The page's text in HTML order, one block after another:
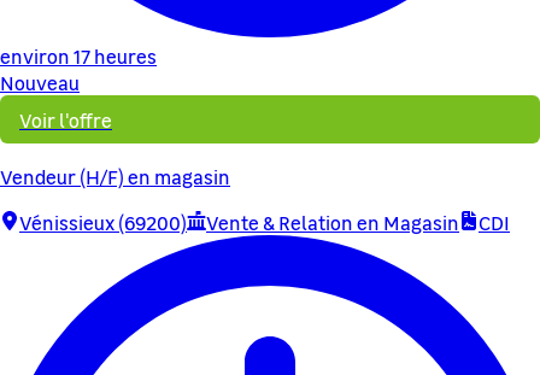
environ 17 heures
Nouveau
Voir l'offre
Vendeur (H/F) en magasin
Vénissieux (69200)
Vente & Relation en Magasin CDI